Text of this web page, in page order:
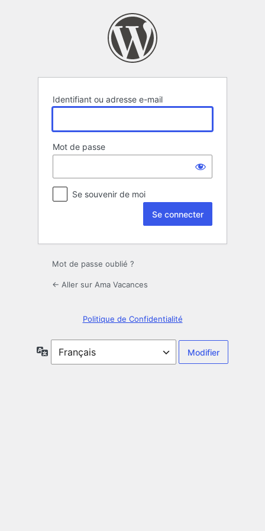
Identifiant ou adresse e-mail
Mot de passe
Se souvenir de moi
Mot de passe oublié ?
← Aller sur Ama Vacances
Politique de Confidentialité
Langue